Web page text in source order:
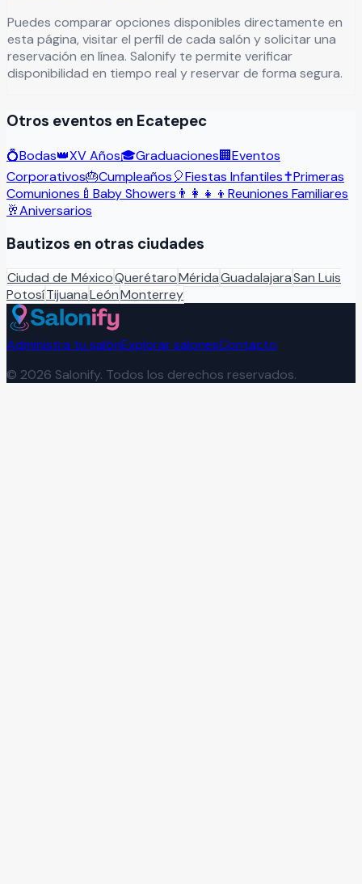
Puedes comparar opciones disponibles directamente en
esta página, visitar el perfil de cada salón y solicitar una
reservación en línea. Salonify te permite verificar
disponibilidad en tiempo real y reservar de forma segura.
Otros eventos en Ecatepec
💍Bodas👑XV Años🎓Graduaciones🏢Eventos
Corporativos🎂Cumpleaños🎈Fiestas Infantiles✝️Primeras
Comuniones 🍼 Baby Showers 👨‍👩‍👧‍👦 Reuniones Familiares
🥂Aniversarios
Bautizos en otras ciudades
Ciudad de MéxicoQuerétaroMéridaGuadalajaraSan Luis
PotosíTijuanaLeónMonterrey
Administra tu salónExplorar salonesContacto
© 2026 Salonify. Todos los derechos reservados.